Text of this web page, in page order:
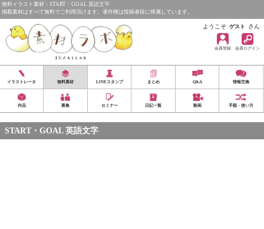
無料イラスト素材：START・GOAL 英語文字
掲載素材はすべて無料でご利用頂けます。著作権は投稿者様に帰属しています。
ようこそ ゲスト さん
会員登録 会員ログイン
イラストレータ 無料素材 LINEスタンプ まとめ Q&A 情報交換
作品 募集 セミナー 日記一覧 動画 手順・使い方
START・GOAL 英語文字